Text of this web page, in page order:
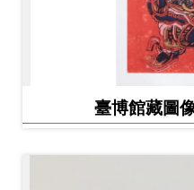
臺博館藏圖